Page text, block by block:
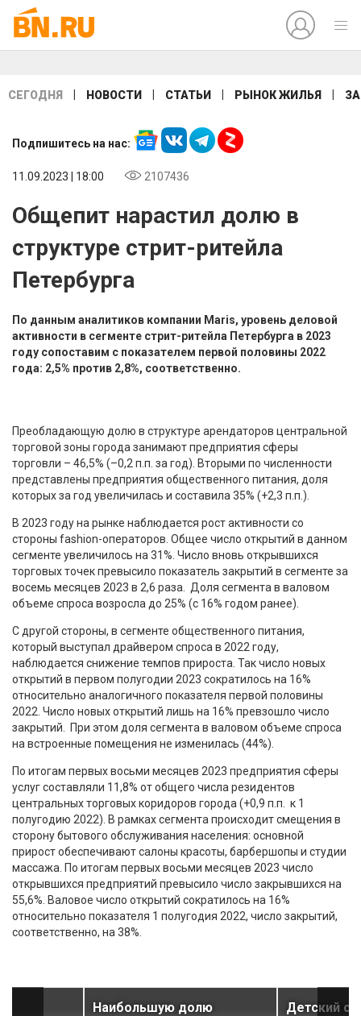
СЕГОДНЯ НОВОСТИ СТАТЬИ РЫНОК ЖИЛЬЯ
Подпишитесь на нас:
11.09.2023 | 18:00 2107436
Общепит нарастил долю в
структуре стрит-ритейла
Петербурга
По данным аналитиков компании Maris, уровень деловой
активности в сегменте стрит-ритейла Петербурга в 2023
году сопоставим с показателем первой половины 2022
года: 2,5% против 2,8%, соответственно.
Преобладающую долю в структуре арендаторов центральной
торговой зоны города занимают предприятия сферы
торговли – 46,5% (–0,2 п.п. за год). Вторыми по численности
представлены предприятия общественного питания, доля
которых за год увеличилась и составила 35% (+2,3 п.п.).
В 2023 году на рынке наблюдается рост активности со
стороны fashion-операторов. Общее число открытий в данном
сегменте увеличилось на 31%. Число вновь открывшихся
торговых точек превысило показатель закрытий в сегменте за
восемь месяцев 2023 в 2,6 раза. Доля сегмента в валовом
объеме спроса возросла до 25% (с 16% годом ранее).
С другой стороны, в сегменте общественного питания,
который выступал драйвером спроса в 2022 году,
наблюдается снижение темпов прироста. Так число новых
открытий в первом полугодии 2023 сократилось на 16%
относительно аналогичного показателя первой половины
2022. Число новых открытий лишь на 16% превзошло число
закрытий. При этом доля сегмента в валовом объеме спроса
на встроенные помещения не изменилась (44%).
По итогам первых восьми месяцев 2023 предприятия сферы
услуг составляли 11,8% от общего числа резидентов
центральных торговых коридоров города (+0,9 п.п. к 1
полугодию 2022). В рамках сегмента происходит смещения в
сторону бытового обслуживания населения: основной
прирост обеспечивают салоны красоты, барбершопы и студии
массажа. По итогам первых восьми месяцев 2023 число
открывшихся предприятий превысило число закрывшихся на
55,6%. Валовое число открытий сократилось на 16%
относительно показателя 1 полугодия 2022, число закрытий,
соответственно, на 38%.
Наибольшую долю
Детский